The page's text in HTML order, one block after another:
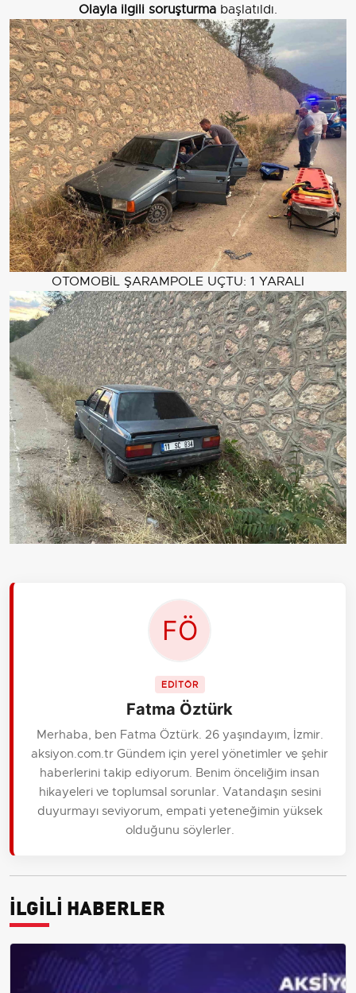
Olayla ilgili soruşturma başlatıldı.
OTOMOBİL ŞARAMPOLE UÇTU: 1 YARALI
EDİTÖR
Fatma Öztürk
Merhaba, ben Fatma Öztürk. 26 yaşındayım, İzmir.
aksiyon.com.tr Gündem için yerel yönetimler ve şehir
haberlerini takip ediyorum. Benim önceliğim insan
hikayeleri ve toplumsal sorunlar. Vatandaşın sesini
duyurmayı seviyorum, empati yeteneğimin yüksek
olduğunu söylerler.
İLGİLİ HABERLER